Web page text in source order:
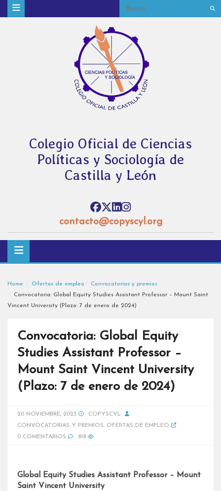
Colegio Oficial de Ciencias
Políticas y Sociología de
Castilla y León
contacto@copyscyl.org
Home Ofertas de empleo
Convocatorias y premios
Convocatoria: Global Equity Studies Assistant Professor – Mount Saint
Vincent University (Plazo: 7 de enero de 2024)
Convocatoria: Global Equity
Studies Assistant Professor –
Mount Saint Vincent University
(Plazo: 7 de enero de 2024)
20 NOVIEMBRE, 2023
COPYSCYL
CONVOCATORIAS Y PREMIOS, OFERTAS DE EMPLEO
0 COMENTARIOS
818
Global Equity Studies Assistant Professor – Mount
Saint Vincent University